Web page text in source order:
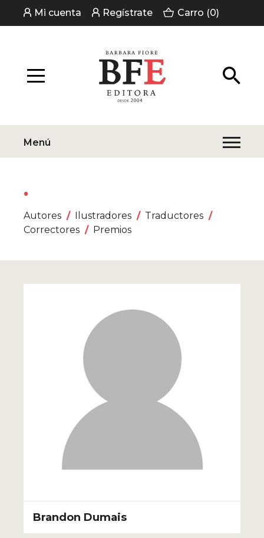
Mi cuenta Regístrate Carro (0)
Menú
Autores Ilustradores
Traductores
Correctores
Premios
Brandon Dumais